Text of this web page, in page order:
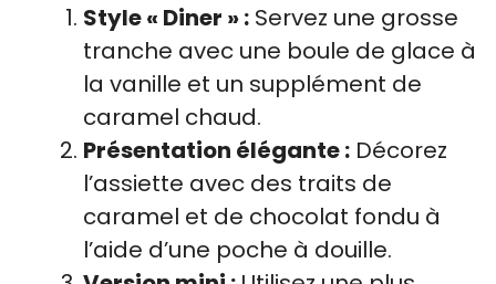
Style « Diner » : Servez une grosse
tranche avec une boule de glace à
la vanille et un supplément de
caramel chaud.
Présentation élégante : Décorez
l’assiette avec des traits de
caramel et de chocolat fondu à
l’aide d’une poche à douille.